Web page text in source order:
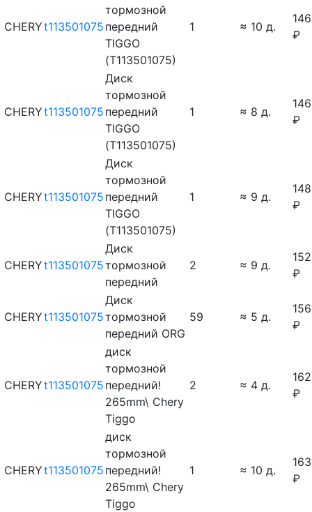
CHERYt113501075
тормозной
передний
TIGGO
(T113501075)
1 ≈ 10 д.
₽
CHERYt113501075
Диск
тормозной
передний
TIGGO
(T113501075)
1 ≈ 8 д.
₽
CHERYt113501075
Диск
тормозной
передний
TIGGO
(T113501075)
1 ≈ 9 д.
₽
CHERYt113501075
Диск
тормозной
передний
2 ≈ 9 д.
₽
CHERYt113501075
Диск
тормозной
передний ORG
59 ≈ 5 д.
₽
CHERYt113501075
диск
тормозной
передний!
265mm\ Chery
Tiggo
2 ≈ 4 д.
₽
CHERYt113501075
диск
тормозной
передний!
265mm\ Chery
Tiggo
1 ≈ 10 д.
₽